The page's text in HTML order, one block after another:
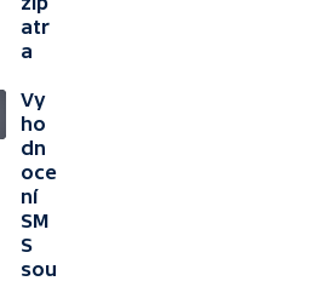
atr
a
Vy
ho
dn
oce
ní
SM
S
sou